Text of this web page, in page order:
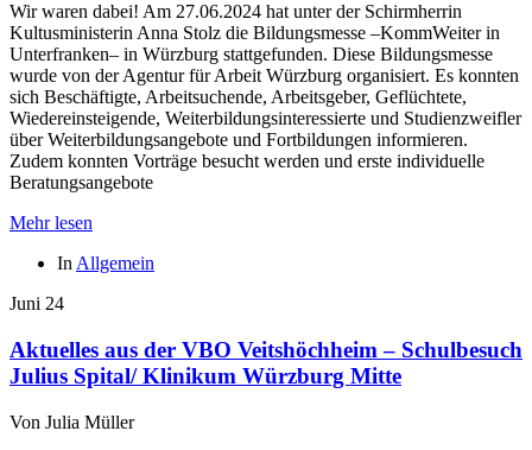
Wir waren dabei! Am 27.06.2024 hat unter der Schirmherrin
Kultusministerin Anna Stolz die Bildungsmesse –KommWeiter in
Unterfranken– in Würzburg stattgefunden. Diese Bildungsmesse
wurde von der Agentur für Arbeit Würzburg organisiert. Es konnten
sich Beschäftigte, Arbeitsuchende, Arbeitsgeber, Geflüchtete,
Wiedereinsteigende, Weiterbildungsinteressierte und Studienzweifler
über Weiterbildungsangebote und Fortbildungen informieren.
Zudem konnten Vorträge besucht werden und erste individuelle
Beratungsangebote
Mehr lesen
In Allgemein
Juni 24
Aktuelles aus der VBO Veitshöchheim – Schulbesuch
Julius Spital/ Klinikum Würzburg Mitte
Von Julia Müller